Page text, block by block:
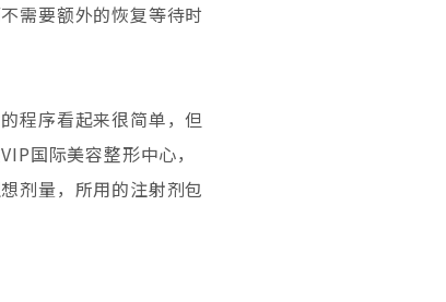
需要额外的恢复等待时
程序看起来很简单，但
国际美容整形中心，
剂量，所用的注射剂包